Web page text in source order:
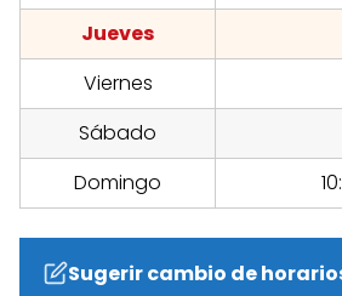
Jueves
Viernes
Sábado
Domingo
Sugerir cambio de